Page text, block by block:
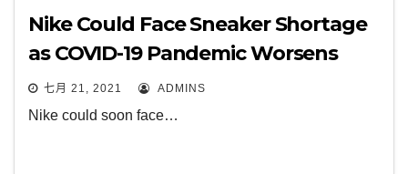
Nike Could Face Sneaker Shortage
as COVID-19 Pandemic Worsens
七月 21, 2021 ADMINS
Nike could soon face…